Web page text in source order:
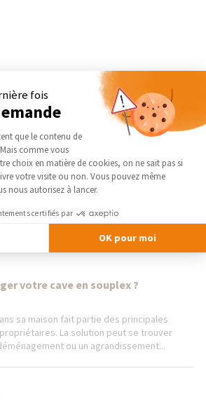
en excavation
de maison apporte une réponse
de manque de place dans un logement. Il
agrandissement de maison grâce...
votre cave en souplex ?
sa maison fait partie des principales
La solution peut se trouver
ou un agrandissement...
fois
Gestion du
que le contenu de
comme vous
choix en matière de cookies, on ne sait pas si
votre visite ou non. Vous pouvez même
nous autorisez à lancer.
certifiés par
OK pour moi
Axeptio consent